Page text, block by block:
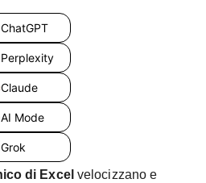
ChatGPT
Perplexity
Claude
AI Mode
Grok
di Excel velocizzano e